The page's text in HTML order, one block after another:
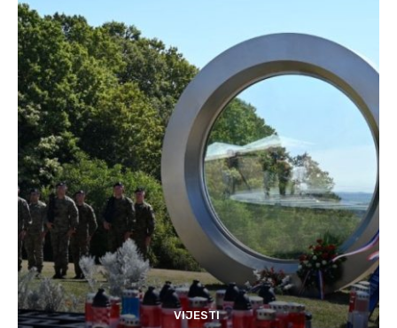
VIJESTI